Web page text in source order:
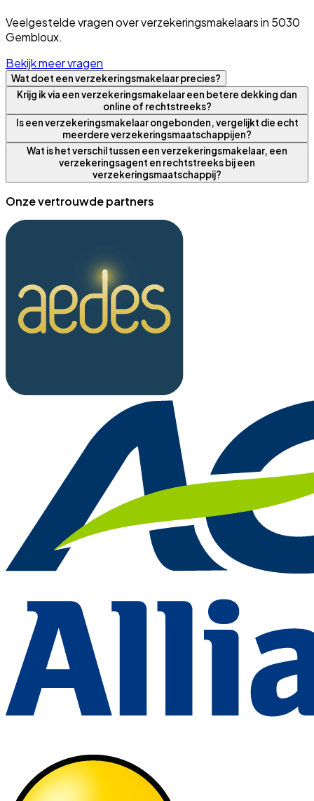
Veelgestelde vragen over verzekeringsmakelaars in 5030
Gembloux.
Bekijk meer vragen
Wat doet een verzekeringsmakelaar precies?
Krijg ik via een verzekeringsmakelaar een betere dekking dan
online of rechtstreeks?
Is een verzekeringsmakelaar ongebonden, vergelijkt die echt
meerdere verzekeringsmaatschappijen?
Wat is het verschil tussen een verzekeringsmakelaar, een
verzekeringsagent en rechtstreeks bij een
verzekeringsmaatschappij?
Onze vertrouwde partners